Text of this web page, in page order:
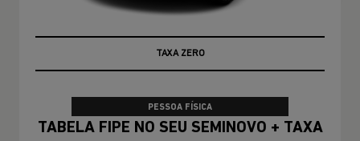
TAXA ZERO
PESSOA FÍSICA
TABELA FIPE NO SEU SEMINOVO + TAXA